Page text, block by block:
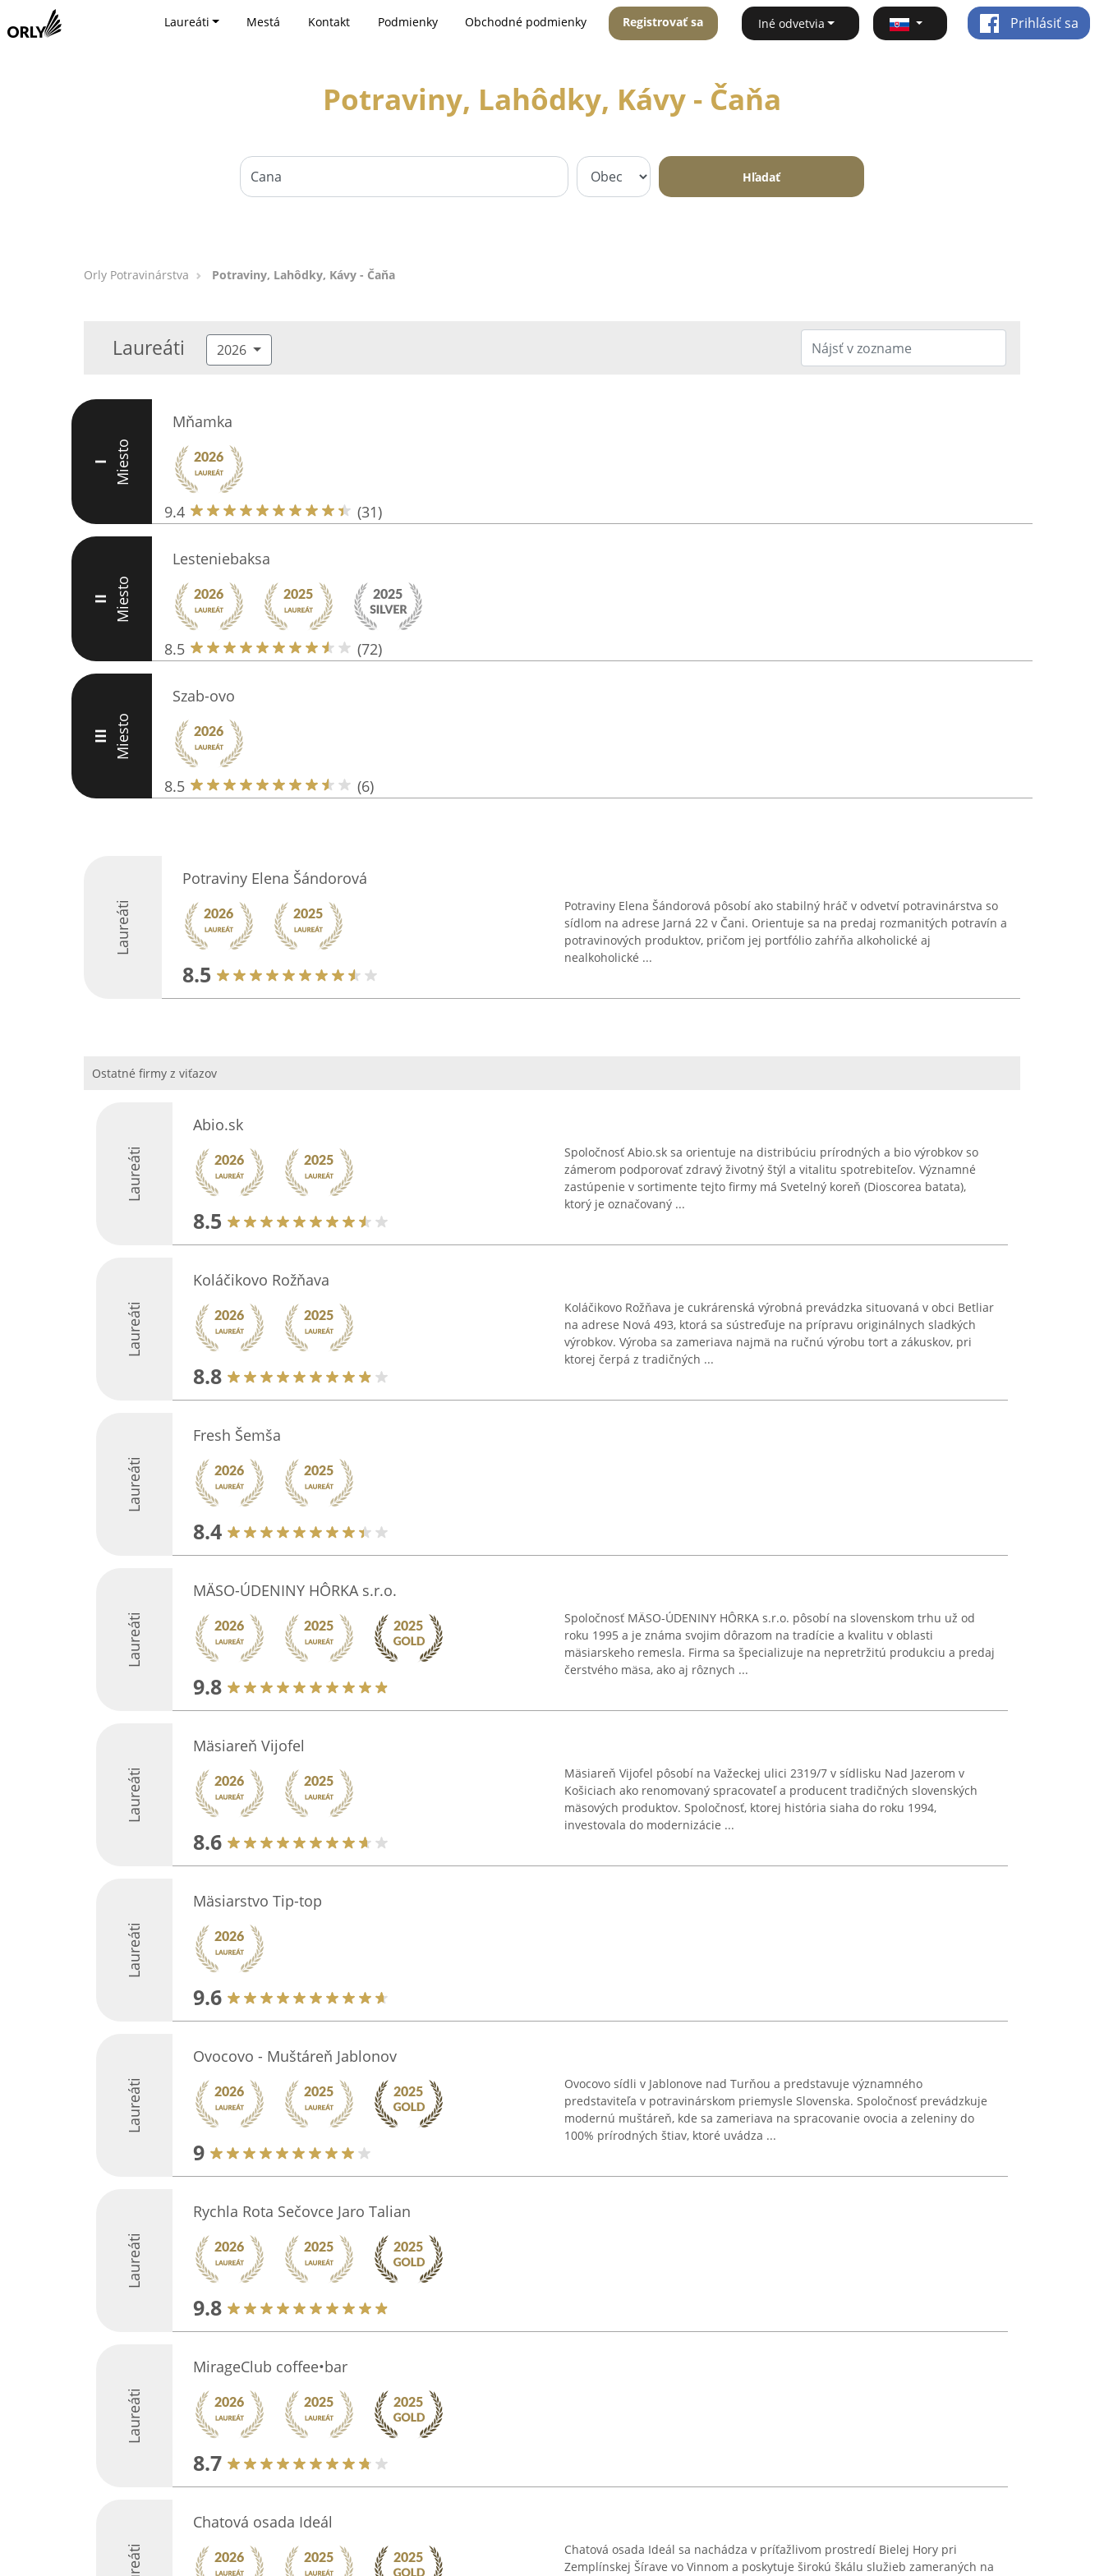
Laureáti Mestá Kontakt Podmienky Obchodné podmienky Registrovať sa Iné odvetvia Prihlásiť sa
Potraviny, Lahôdky, Kávy - Čaňa
Hľadať
Orly Potravinárstva Potraviny, Lahôdky, Kávy - Čaňa
Laureáti 2026
I Miesto
Mňamka
9.4 (31)
II Miesto
Lesteniebaksa
8.5 (72)
III Miesto
Szab-ovo
8.5 (6)
Laureáti
Potraviny Elena Šándorová
8.5
Potraviny Elena Šándorová pôsobí ako stabilný hráč v odvetví potravinárstva so
sídlom na adrese Jarná 22 v Čani. Orientuje sa na predaj rozmanitých potravín a
potravinových produktov, pričom jej portfólio zahŕňa alkoholické aj
nealkoholické ...
Ostatné firmy z viťazov
Laureáti
Abio.sk
8.5
Spoločnosť Abio.sk sa orientuje na distribúciu prírodných a bio výrobkov so
zámerom podporovať zdravý životný štýl a vitalitu spotrebiteľov. Významné
zastúpenie v sortimente tejto firmy má Svetelný koreň (Dioscorea batata),
ktorý je označovaný ...
Laureáti
Koláčikovo Rožňava
8.8
Koláčikovo Rožňava je cukrárenská výrobná prevádzka situovaná v obci Betliar
na adrese Nová 493, ktorá sa sústreďuje na prípravu originálnych sladkých
výrobkov. Výroba sa zameriava najmä na ručnú výrobu tort a zákuskov, pri
ktorej čerpá z tradičných ...
Laureáti
Fresh Šemša
8.4
Laureáti
MÄSO-ÚDENINY HÔRKA s.r.o.
9.8
Spoločnosť MÄSO-ÚDENINY HÔRKA s.r.o. pôsobí na slovenskom trhu už od
roku 1995 a je známa svojim dôrazom na tradície a kvalitu v oblasti
mäsiarskeho remesla. Firma sa špecializuje na nepretržitú produkciu a predaj
čerstvého mäsa, ako aj rôznych ...
Laureáti
Mäsiareň Vijofel
8.6
Mäsiareň Vijofel pôsobí na Važeckej ulici 2319/7 v sídlisku Nad Jazerom v
Košiciach ako renomovaný spracovateľ a producent tradičných slovenských
mäsových produktov. Spoločnosť, ktorej história siaha do roku 1994,
investovala do modernizácie ...
Laureáti
Mäsiarstvo Tip-top
9.6
Laureáti
Ovocovo - Muštáreň Jablonov
9
Ovocovo sídli v Jablonove nad Turňou a predstavuje významného
predstaviteľa v potravinárskom priemysle Slovenska. Spoločnosť prevádzkuje
modernú muštáreň, kde sa zameriava na spracovanie ovocia a zeleniny do
100% prírodných štiav, ktoré uvádza ...
Laureáti
Rychla Rota Sečovce Jaro Talian
9.8
Laureáti
MirageClub coffee•bar
8.7
Chatová osada Ideál
Chatová osada Ideál sa nachádza v príťažlivom prostredí Bielej Hory pri
Zemplínskej Šírave vo Vinnom a poskytuje širokú škálu služieb zameraných na